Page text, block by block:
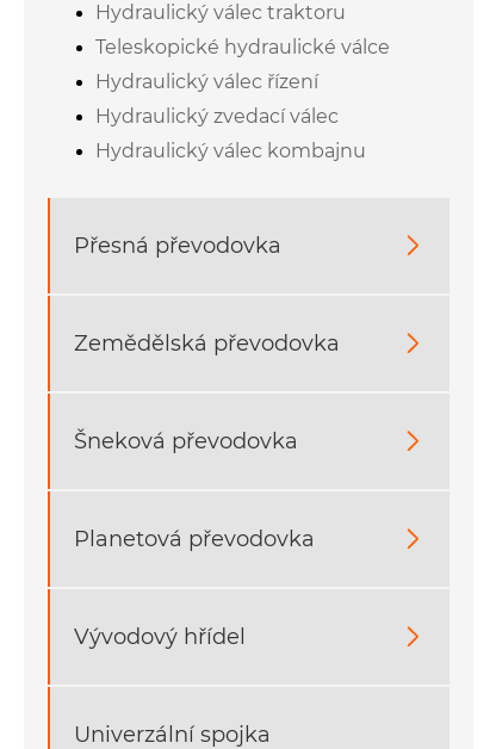
Hydraulický válec traktoru
Teleskopické hydraulické válce
Hydraulický válec řízení
Hydraulický zvedací válec
Hydraulický válec kombajnu
Přesná převodovka 
Zemědělská převodovka 
Šneková převodovka 
Planetová převodovka 
Vývodový hřídel 
Univerzální spojka